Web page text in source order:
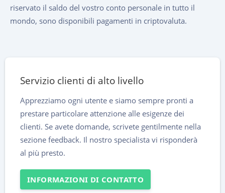
riservato il saldo del vostro conto personale in tutto il
mondo, sono disponibili pagamenti in criptovaluta.
Servizio clienti di alto livello
Apprezziamo ogni utente e siamo sempre pronti a
prestare particolare attenzione alle esigenze dei
clienti. Se avete domande, scrivete gentilmente nella
sezione feedback. Il nostro specialista vi risponderà
al più presto.
INFORMAZIONI DI CONTATTO